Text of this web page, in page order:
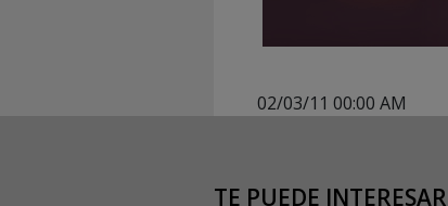
02/03/11 00:00 AM
TE PUEDE INTERESAR